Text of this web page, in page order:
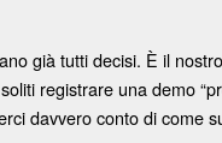
già tutti decisi. È il
registrare una demo
davvero conto di come